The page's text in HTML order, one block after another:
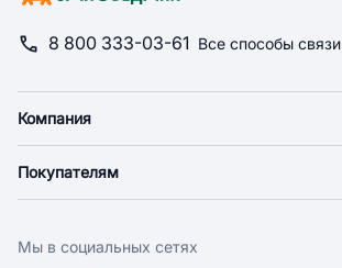
8 800 333-03-61 Все способы связи
Компания
Новости
Поставщикам
Покупателям
Оплата
Мы в социальных сетях